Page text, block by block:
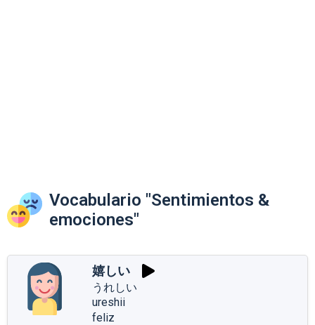
Vocabulario "Sentimientos &
emociones"
嬉しい
うれしい
ureshii
feliz